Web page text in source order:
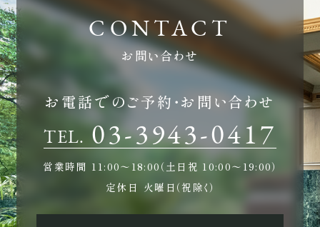
お問い合わせ
お電話でのご予約・お問い合わせ
TEL. 03-3943-0417
営業時間 11:00〜18:00（土日祝 10:00〜19:00）
定休日 火曜日（祝除く）